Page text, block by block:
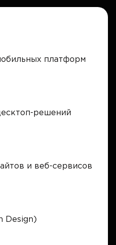
платформ
решений
и веб-сервисов
Design)